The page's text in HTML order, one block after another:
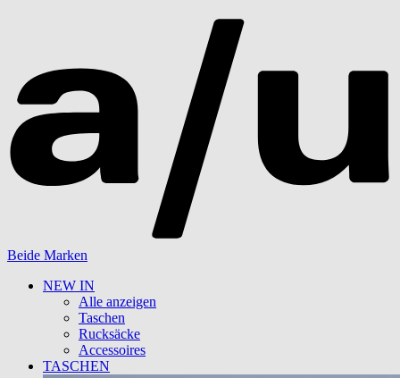
Beide Marken
NEW IN
Alle anzeigen
Taschen
Rucksäcke
Accessoires
TASCHEN